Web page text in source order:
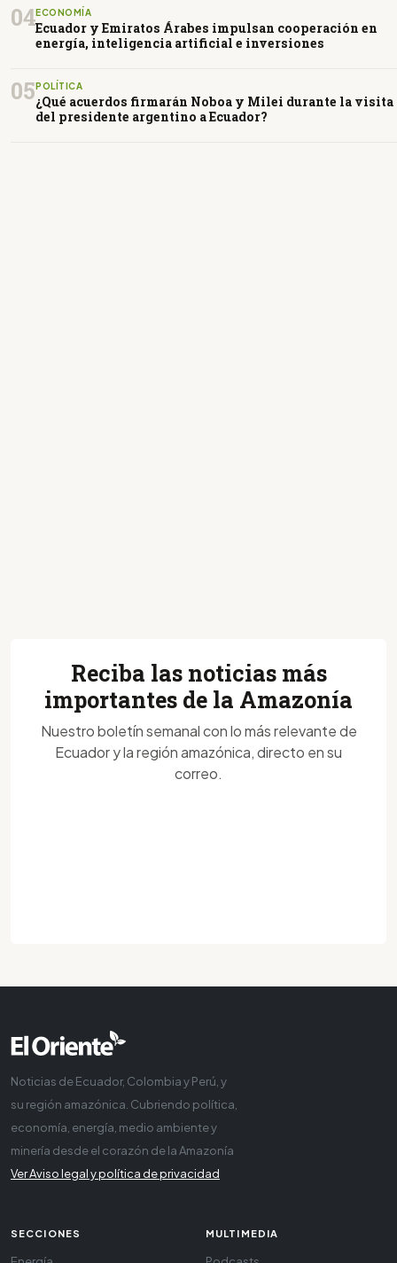
04ECONOMÍA
Ecuador y Emiratos Árabes impulsan cooperación en
energía, inteligencia artificial e inversiones
05POLÍTICA
¿Qué acuerdos firmarán Noboa y Milei durante la visita
del presidente argentino a Ecuador?
Reciba las noticias más
importantes de la Amazonía
Nuestro boletín semanal con lo más relevante de
Ecuador y la región amazónica, directo en su
correo.
Noticias de Ecuador, Colombia y Perú, y
su región amazónica. Cubriendo política,
economía, energía, medio ambiente y
minería desde el corazón de la Amazonía
Ver Aviso legal y política de privacidad
SECCIONES MULTIMEDIA